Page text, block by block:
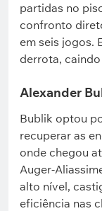
partidas no
confronto
em seis jogos.
derrota,
Alexander
Bublik optou
recuperar as
onde chegou
Auger-
alto nível,
eficiência nas